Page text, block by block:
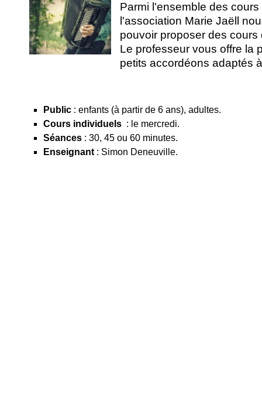
Parmi l'ensemble des
l'association Marie Jaëll
pouvoir proposer des
Le professeur vous offre la
petits accordéons adaptés
Public : enfants (à partir de 6 ans), adultes.
Cours individuels : le mercredi.
Séances : 30, 45 ou 60 minutes.
Enseignant : Simon Deneuville.